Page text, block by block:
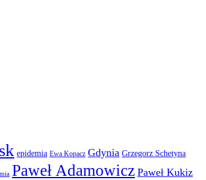
epidemia Ewa Kopacz Gdynia Grzegorz Schetyna
Paweł Adamowicz Paweł Kukiz